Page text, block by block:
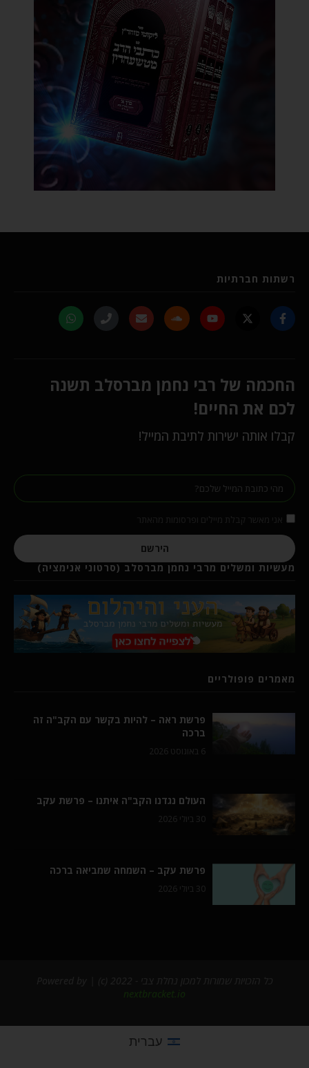
רשתות חברתיות
החכמה של רבי נחמן מברסלב תשנה
לכם את החיים!
קבלו אותה ישירות לתיבת המייל!
הירשם
מעשיות ומשלים מרבי נחמן מברסלב (סרטוני אנימציה)
מאמרים פופולריים
פרשת ראה – להיות בקשר עם הקב"ה זה
ברכה
6 באוגוסט 2026
העולם נגדנו הקב"ה איתנו – פרשת עקב
30 ביולי 2026
פרשת עקב – השמחה שמביאה ברכה
30 ביולי 2026
nextbracket.io
עברית